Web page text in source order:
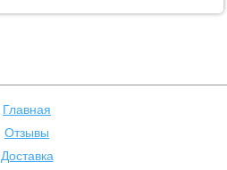
Главная
Отзывы
Доставка